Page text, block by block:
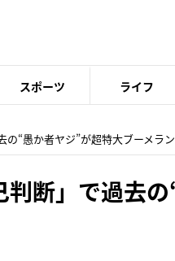
スポーツ ライフ
“愚か者ヤジ”が超特大ブーメラン
断」で過去